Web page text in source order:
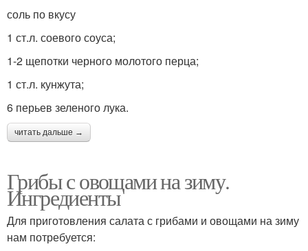
соль по вкусу
1 ст.л. соевого соуса;
1-2 щепотки черного молотого перца;
1 ст.л. кунжута;
6 перьев зеленого лука.
читать дальше →
Грибы с овощами на зиму.
Ингредиенты
Для приготовления салата с грибами и овощами на зиму
нам потребуется: